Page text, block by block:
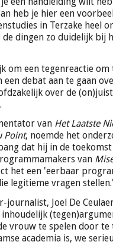
heb je hier een
in Terzake heel
dingen zo duidelijk bij
om een tegenreactie om
een debat aan te gaan
over de
van Het Laatste
Point, noemde het
dat hij in de
van
het een 'eerbaar
legitieme vragen
journalist, Joel De
vrouw te spelen door te
academia is, we